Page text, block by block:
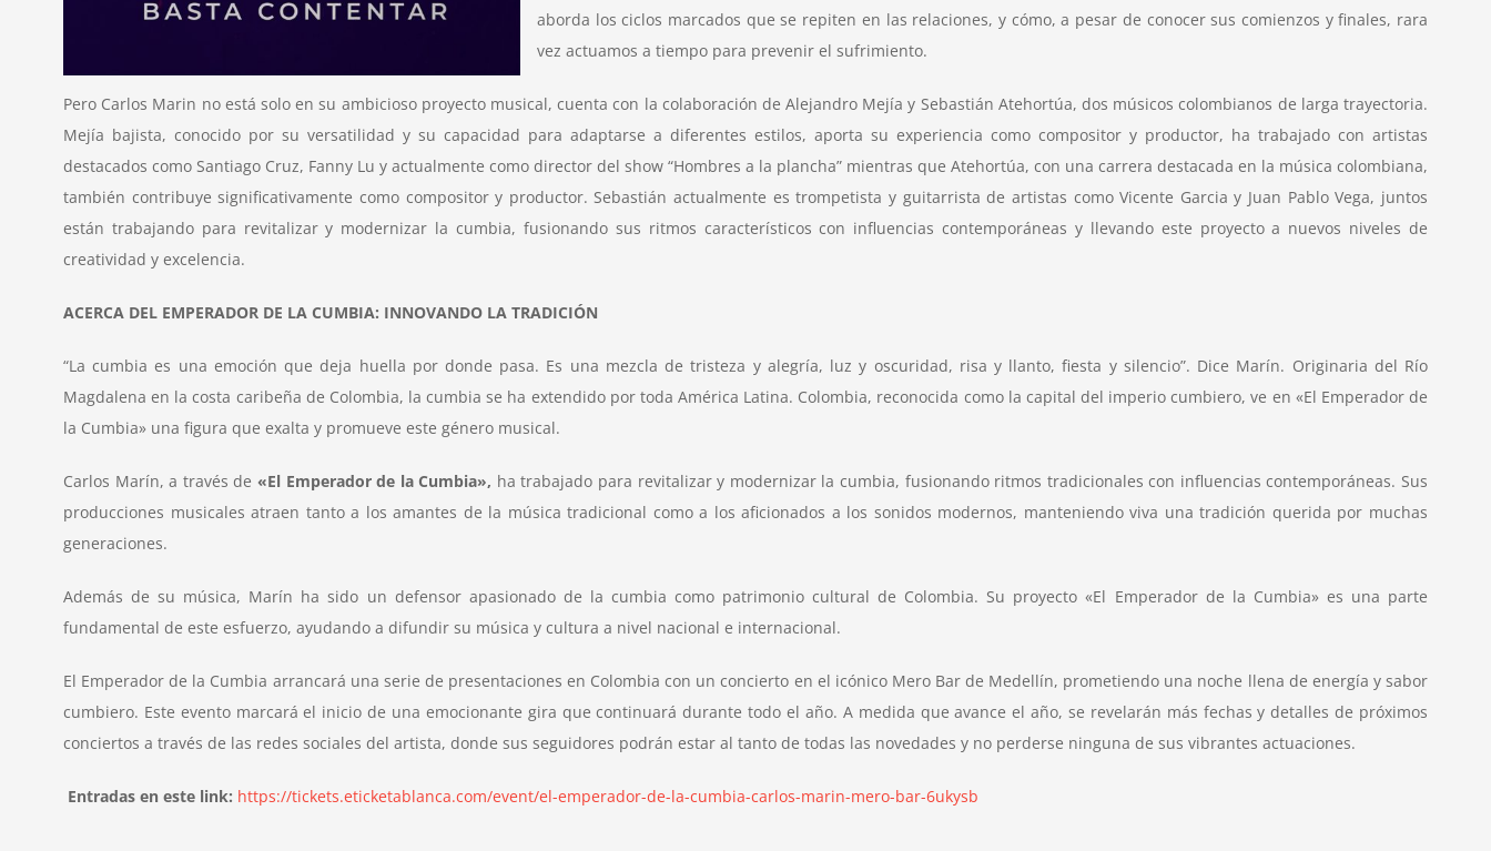
aborda los ciclos marcados que se repiten en las relaciones, y cómo, a pesar de conocer sus comienzos y finales, rara
vez actuamos a tiempo para prevenir el sufrimiento.
Pero Carlos Marin no está solo en su ambicioso proyecto musical, cuenta con la colaboración de Alejandro Mejía y Sebastián Atehortúa, dos músicos colombianos de larga trayectoria.
Mejía bajista, conocido por su versatilidad y su capacidad para adaptarse a diferentes estilos, aporta su experiencia como compositor y productor, ha trabajado con artistas
destacados como Santiago Cruz, Fanny Lu y actualmente como director del show “Hombres a la plancha” mientras que Atehortúa, con una carrera destacada en la música colombiana,
también contribuye significativamente como compositor y productor. Sebastián actualmente es trompetista y guitarrista de artistas como Vicente Garcia y Juan Pablo Vega, juntos
están trabajando para revitalizar y modernizar la cumbia, fusionando sus ritmos característicos con influencias contemporáneas y llevando este proyecto a nuevos niveles de
creatividad y excelencia.
ACERCA DEL EMPERADOR DE LA CUMBIA: INNOVANDO LA TRADICIÓN
“La cumbia es una emoción que deja huella por donde pasa. Es una mezcla de tristeza y alegría, luz y oscuridad, risa y llanto, fiesta y silencio”. Dice Marín. Originaria del Río
Magdalena en la costa caribeña de Colombia, la cumbia se ha extendido por toda América Latina. Colombia, reconocida como la capital del imperio cumbiero, ve en «El Emperador de
la Cumbia» una figura que exalta y promueve este género musical.
Carlos Marín, a través de «El Emperador de la Cumbia», ha trabajado para revitalizar y modernizar la cumbia, fusionando ritmos tradicionales con influencias contemporáneas. Sus
producciones musicales atraen tanto a los amantes de la música tradicional como a los aficionados a los sonidos modernos, manteniendo viva una tradición querida por muchas
generaciones.
Además de su música, Marín ha sido un defensor apasionado de la cumbia como patrimonio cultural de Colombia. Su proyecto «El Emperador de la Cumbia» es una parte
fundamental de este esfuerzo, ayudando a difundir su música y cultura a nivel nacional e internacional.
El Emperador de la Cumbia arrancará una serie de presentaciones en Colombia con un concierto en el icónico Mero Bar de Medellín, prometiendo una noche llena de energía y sabor
cumbiero. Este evento marcará el inicio de una emocionante gira que continuará durante todo el año. A medida que avance el año, se revelarán más fechas y detalles de próximos
conciertos a través de las redes sociales del artista, donde sus seguidores podrán estar al tanto de todas las novedades y no perderse ninguna de sus vibrantes actuaciones.
Entradas en este link: https://tickets.eticketablanca.com/event/el-emperador-de-la-cumbia-carlos-marin-mero-bar-6ukysb